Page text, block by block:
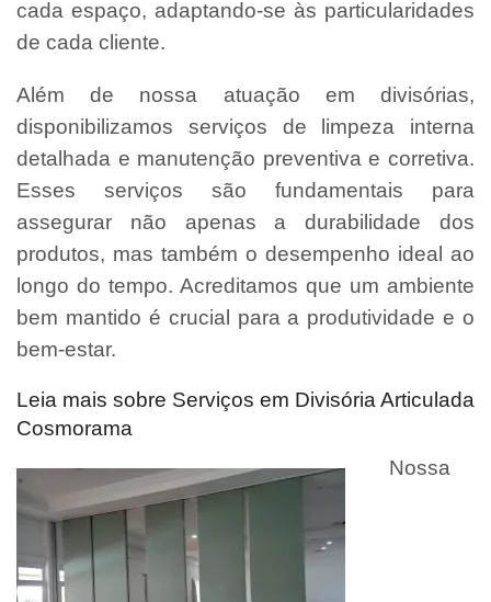
cada espaço, adaptando-se às particularidades
de cada cliente.
Além de nossa atuação em divisórias,
disponibilizamos serviços de limpeza interna
detalhada e manutenção preventiva e corretiva.
Esses serviços são fundamentais para
assegurar não apenas a durabilidade dos
produtos, mas também o desempenho ideal ao
longo do tempo. Acreditamos que um ambiente
bem mantido é crucial para a produtividade e o
bem-estar.
Leia mais sobre Serviços em Divisória Articulada
Cosmorama
Nossa